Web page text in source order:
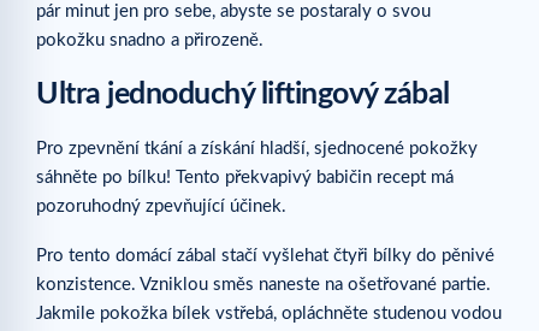
pár minut jen pro sebe, abyste se postaraly o svou
pokožku snadno a přirozeně.
Ultra jednoduchý liftingový zábal
Pro zpevnění tkání a získání hladší, sjednocené pokožky
sáhněte po bílku! Tento překvapivý babičin recept má
pozoruhodný zpevňující účinek.
Pro tento domácí zábal stačí vyšlehat čtyři bílky do pěnivé
konzistence. Vzniklou směs naneste na ošetřované partie.
Jakmile pokožka bílek vstřebá, opláchněte studenou vodou